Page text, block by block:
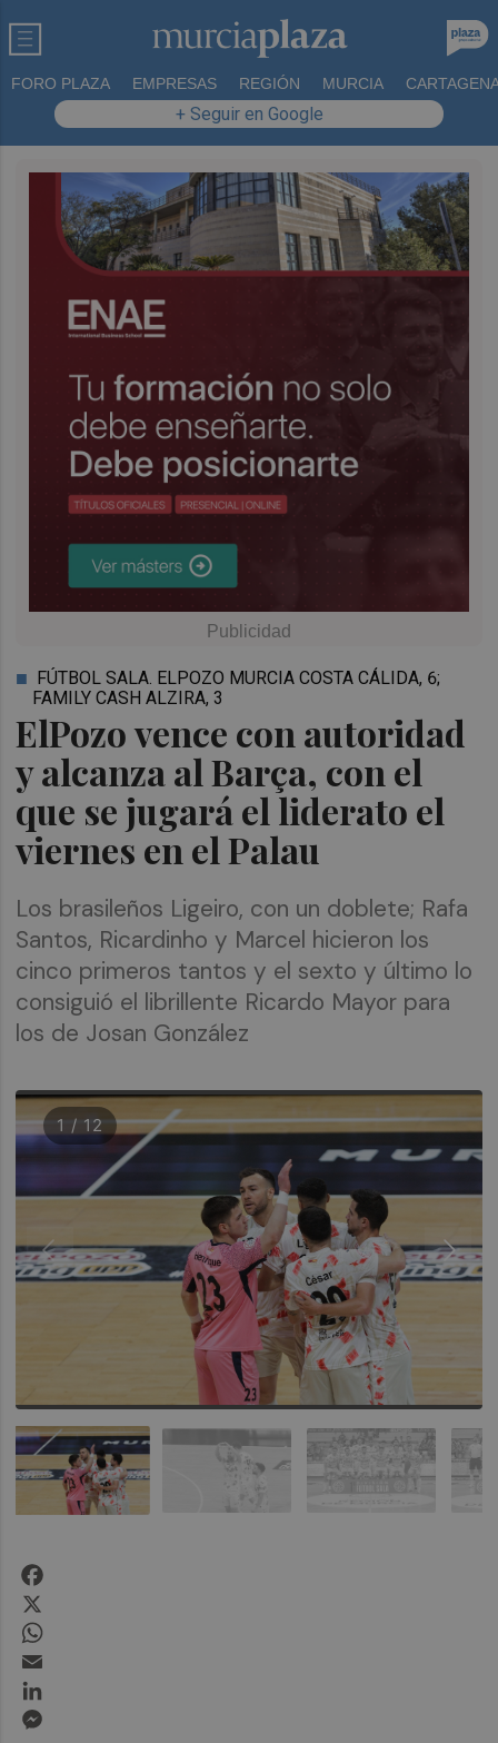
FORO PLAZA EMPRESAS REGIÓN MURCIA
+ Seguir en Google
ElPozo vence con autoridad
y alcanza al Barça, con el
que se jugará el liderato el
viernes en el Palau
FÚTBOL SALA. ELPOZO MURCIA COSTA CÁLIDA, 6;
FAMILY CASH ALZIRA, 3
Los brasileños Ligeiro, con un doblete; Rafa
Santos, Ricardinho y Marcel hicieron los
cinco primeros tantos y el sexto y último lo
consiguió el librillente Ricardo Mayor para
los de Josan González
1 / 12